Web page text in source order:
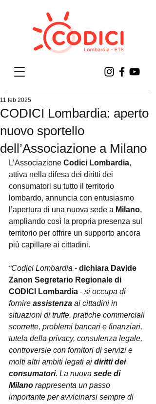
CODICI Lombardia: aperto
nuovo sportello
dell’Associazione a Milano
11 feb 2025
L’Associazione Codici Lombardia,
attiva nella difesa dei diritti dei
consumatori su tutto il territorio
lombardo, annuncia con entusiasmo
l’apertura di una nuova sede a Milano,
ampliando così la propria presenza sul
territorio per offrire un supporto ancora
più capillare ai cittadini.
“Codici Lombardia - dichiara Davide
Zanon Segretario Regionale di
CODICI Lombardia - si occupa di
fornire assistenza ai cittadini in
situazioni di truffe, pratiche commerciali
scorrette, problemi bancari e finanziari,
tutela della privacy, consulenza legale,
controversie con fornitori di servizi e
molti altri ambiti legati ai diritti dei
consumatori. La nuova sede di
Milano rappresenta un passo
importante per avvicinarsi sempre di